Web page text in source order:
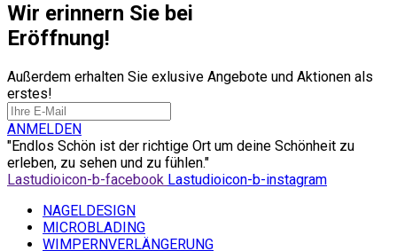
Wir erinnern Sie bei
Eröffnung!
Außerdem erhalten Sie exlusive Angebote und Aktionen als
erstes!
ANMELDEN
"Endlos Schön ist der richtige Ort um deine Schönheit zu
erleben, zu sehen und zu fühlen."
Lastudioicon-b-facebook Lastudioicon-b-instagram
NAGELDESIGN
MICROBLADING
WIMPERNVERLÄNGERUNG